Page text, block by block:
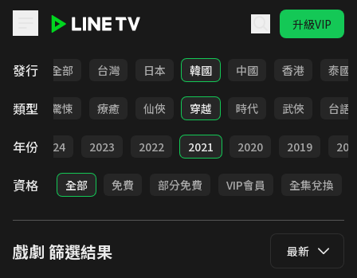
升級VIP
發行 全部 台灣 日本 韓國 中國 香港 泰國
類型
奇幻 驚悚 療癒 仙俠 穿越 時代 武俠 台語
年份 2024 2023 2022 2021 2020 2019
資格 全部 免費 部分免費 VIP會員 全集兌換
戲劇 篩選結果 最新